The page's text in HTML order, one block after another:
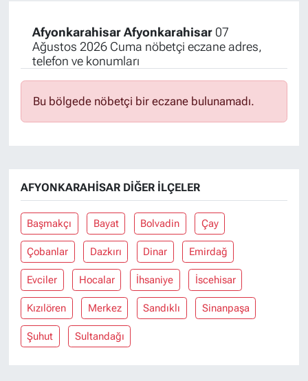
Afyonkarahisar Afyonkarahisar07
Ağustos 2026 Cuma nöbetçi eczane adres,
telefon ve konumları
Bu bölgede nöbetçi bir eczane bulunamadı.
AFYONKARAHISAR DIĞER İLÇELER
Başmakçı Bayat Bolvadin Çay
Çobanlar Dazkırı Dinar Emirdağ
Evciler Hocalar İhsaniye İscehisar
Kızılören Merkez Sandıklı Sinanpaşa
Şuhut Sultandağı